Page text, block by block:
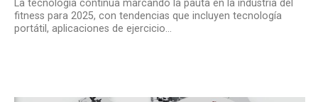
La tecnología continúa marcando la pauta en la industria del
fitness para 2025, con tendencias que incluyen tecnología
portátil, aplicaciones de ejercicio...